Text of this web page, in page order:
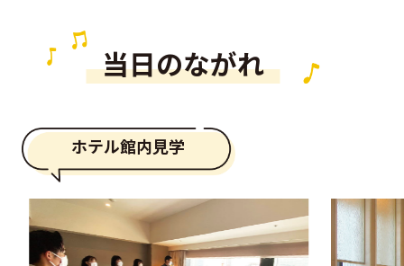
当日のながれ
ホテル館内見学